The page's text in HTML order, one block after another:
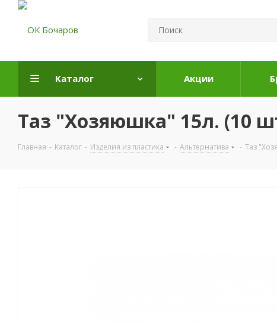
Каталог Акции
Таз "Хозяюшка" 15л. (10
Главная - Каталог - Изделия из пластика - Альтернатива - Таз